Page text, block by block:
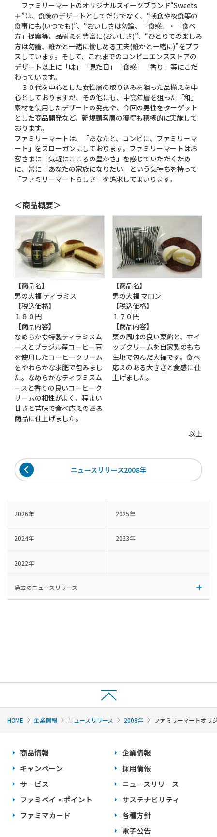
ファミリーマートのオリジナルスイーツブランド“Sweets
＋”は、食後のデザートとしてだけでなく、“朝食や夜食等の
食事にも(いつでも)”、“おいしさは勿論、「食感」・「食べ
方」提案等、品揃えを豊富に(おいしさ)”、“ひとりでの楽しみ
方は勿論、誰かと一緒に愉しめる工夫(誰かと一緒に)”をプラ
スしています。そして、これまでのコンビニエンスストアの
デザート以上に「味」「見た目」「食感」「香り」等にこだ
わっています。
３０代を中心とした女性層の取り込みを狙った品揃えを中
心としておりますが、その他にも、中高年層を狙った「和」
素材を使用したデザートの発売や、今回の男性をターゲット
とした商品開発など、新規顧客層の獲得も積極的に実施して
おります。
ファミリーマートは、「あなたと、コンビに、ファミリーマ
ート」をスローガンにしております。ファミリーマートはお
客さまに「気軽にこころの豊かさ」を感じていただくため
に、常に「あなたの家族になりたい」という気持ちを持って
「ファミリーマートらしさ」を追求してまいります。
＜商品概要＞
【商品名】
男の大福 ティラミス
【税込価格】
１８０円
【商品内容】
なめらかな特製ティラミスム
ースとブラジル産コーヒー豆
を使用したコーヒークリーム
をやわらかな求肥で包みまし
た。なめらかなティラミスム
ースと香りの良いコーヒーク
リームの相性がよく、程よい
甘さと苦味で食べ応えのある
商品に仕上げました。
【商品名】
男の大福 マロン
【税込価格】
１７０円
【商品内容】
栗の風味の良い栗餡と、ホイ
ップクリームを自家製のもち
生地で包んだ大福です。食べ
応えのある大きさと食感に仕
上げました。
以上
ニュースリリース2008年
2026年 2025年
2024年 2023年
2022年
過去のニュースリリース
HOME 企業情報 ニュースリリース 2008年 ファミリーマートオリ
商品情報
キャンペーン
サービス
ファミペイ・ポイント
ファミマカード
企業情報
採用情報
ニュースリリース
サステナビリティ
各種方針
電子公告